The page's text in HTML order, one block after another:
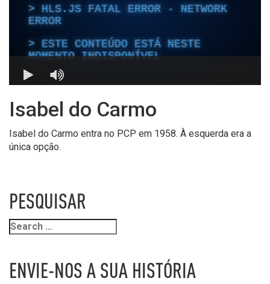
Isabel do Carmo
Isabel do Carmo entra no PCP em 1958. À esquerda era a
única opção.
PESQUISAR
ENVIE-NOS A SUA HISTÓRIA